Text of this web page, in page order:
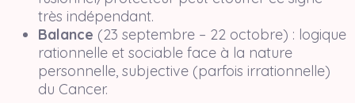
très indépendant.
Balance (23 septembre – 22 octobre) : logique
rationnelle et sociable face à la nature
personnelle, subjective (parfois irrationnelle)
du Cancer.